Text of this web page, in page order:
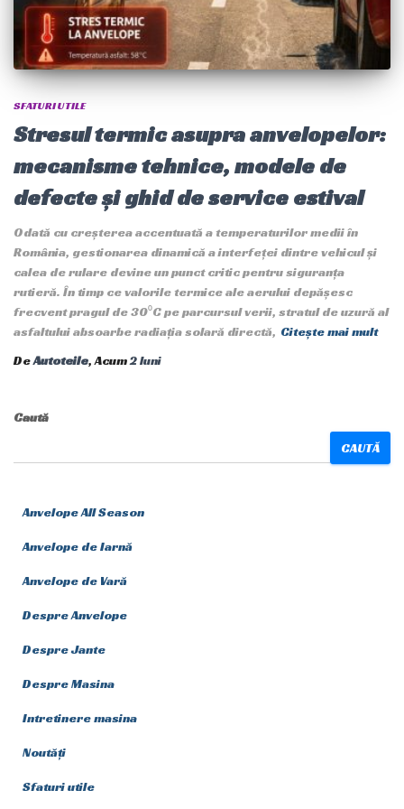
SFATURI UTILE
Stresul termic asupra anvelopelor:
mecanisme tehnice, modele de
defecte și ghid de service estival
Odată cu creșterea accentuată a temperaturilor medii în
România, gestionarea dinamică a interfeței dintre vehicul și
calea de rulare devine un punct critic pentru siguranța
rutieră. În timp ce valorile termice ale aerului depășesc
frecvent pragul de 30⁰C pe parcursul verii, stratul de uzură al
asfaltului absoarbe radiația solară directă, Citește mai mult
DeAutoteile, Acum2 luni
Caută
CAUTĂ
Anvelope All Season
Anvelope de Iarnă
Anvelope de Vară
Despre Anvelope
Despre Jante
Despre Masina
Intretinere masina
Noutăți
Sfaturi utile